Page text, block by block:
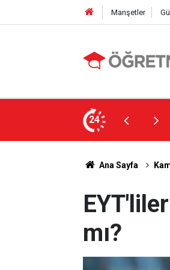
Manşetler
24
E-Sınav Görev Başvurularında Süre
Ana Sayfa
mı?